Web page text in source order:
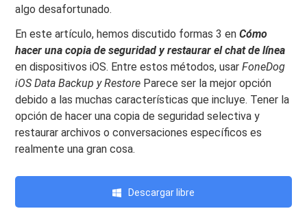
algo desafortunado.
En este artículo, hemos discutido formas 3 enCómo
hacer una copia de seguridad y restaurar el chat de línea
en dispositivos iOS. Entre estos métodos, usarFoneDog
iOS Data Backup y Restore Parece ser la mejor opción
debido a las muchas características que incluye. Tener la
opción de hacer una copia de seguridad selectiva y
restaurar archivos o conversaciones específicos es
realmente una gran cosa.
Descargar libre